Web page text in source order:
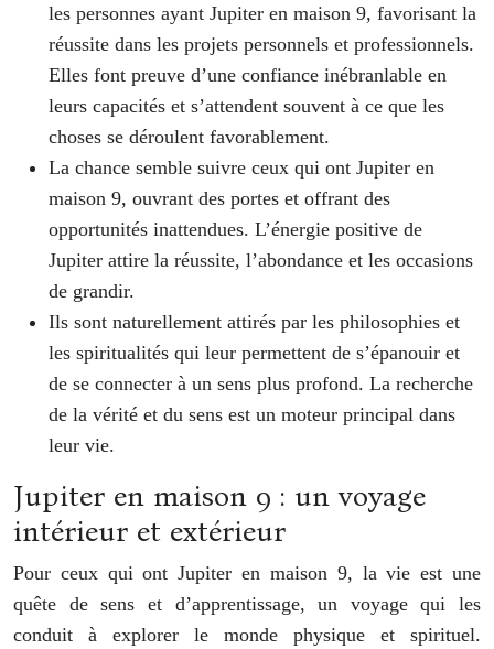
les personnes ayant Jupiter en maison 9, favorisant la
réussite dans les projets personnels et professionnels.
Elles font preuve d’une confiance inébranlable en
leurs capacités et s’attendent souvent à ce que les
choses se déroulent favorablement.
La chance semble suivre ceux qui ont Jupiter en
maison 9, ouvrant des portes et offrant des
opportunités inattendues. L’énergie positive de
Jupiter attire la réussite, l’abondance et les occasions
de grandir.
Ils sont naturellement attirés par les philosophies et
les spiritualités qui leur permettent de s’épanouir et
de se connecter à un sens plus profond. La recherche
de la vérité et du sens est un moteur principal dans
leur vie.
Jupiter en maison 9 : un voyage
intérieur et extérieur
Pour ceux qui ont Jupiter en maison 9, la vie est une
quête de sens et d’apprentissage, un voyage qui les
conduit à explorer le monde physique et spirituel.